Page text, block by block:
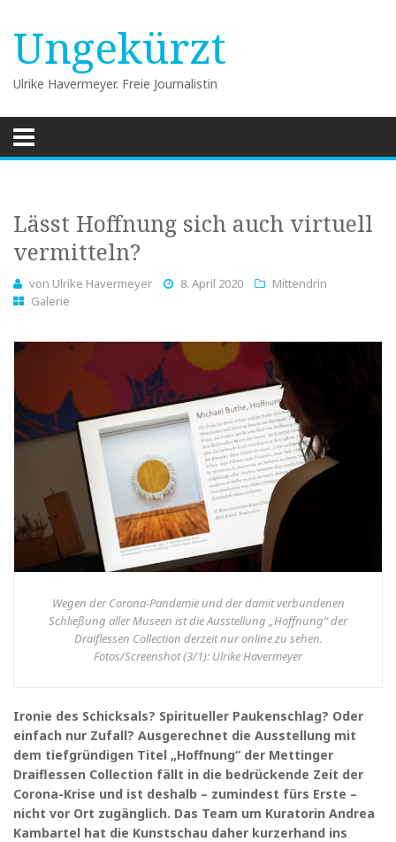
Ungekürzt
Ulrike Havermeyer. Freie Journalistin
Skip
to
content
Lässt Hoffnung sich auch virtuell
vermitteln?
von Ulrike Havermeyer 8. April 2020
Mittendrin
Galerie
Wegen der Corona-Pandemie und der damit verbundenen
Schließung aller Museen ist die Ausstellung „Hoffnung“ der
Draiflessen Collection derzeit nur online zu sehen.
Fotos/Screenshot (3/1): Ulrike Havermeyer
Ironie des Schicksals? Spiritueller Paukenschlag? Oder
einfach nur Zufall? Ausgerechnet die Ausstellung mit
dem tiefgründigen Titel „Hoffnung“ der Mettinger
Draiflessen Collection fällt in die bedrückende Zeit der
Corona-Krise und ist deshalb – zumindest fürs Erste –
nicht vor Ort zugänglich. Das Team um Kuratorin Andrea
Kambartel hat die Kunstschau daher kurzerhand ins